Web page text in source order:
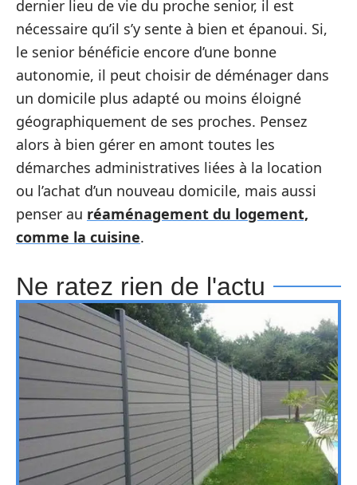
dernier lieu de vie du proche senior, il est
nécessaire qu’il s’y sente à bien et épanoui. Si,
le senior bénéficie encore d’une bonne
autonomie, il peut choisir de déménager dans
un domicile plus adapté ou moins éloigné
géographiquement de ses proches. Pensez
alors à bien gérer en amont toutes les
démarches administratives liées à la location
ou l’achat d’un nouveau domicile, mais aussi
penser au réaménagement du logement,
comme la cuisine.
Ne ratez rien de l'actu